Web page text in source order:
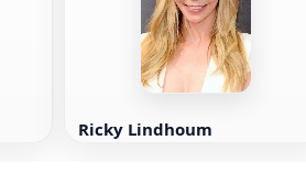
Ricky Lindhoum